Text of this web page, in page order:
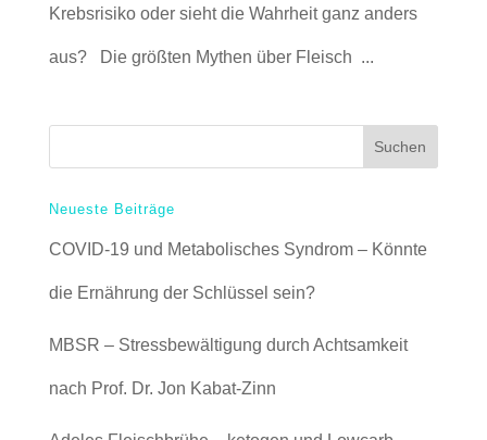
Krebsrisiko oder sieht die Wahrheit ganz anders
aus? Die größten Mythen über Fleisch ...
Neueste Beiträge
COVID-19 und Metabolisches Syndrom – Könnte
die Ernährung der Schlüssel sein?
MBSR – Stressbewältigung durch Achtsamkeit
nach Prof. Dr. Jon Kabat-Zinn